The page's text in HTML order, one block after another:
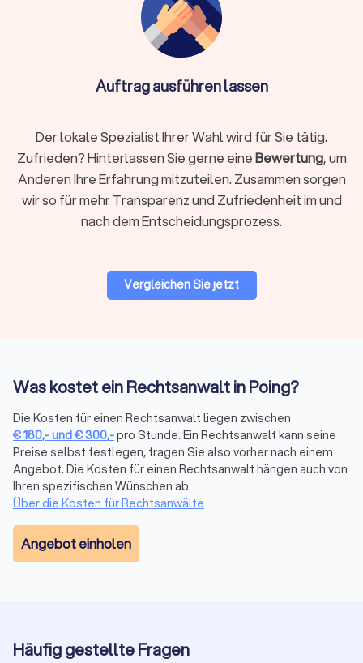
Rechtsgebiet identifizieren
Arbeitsrecht, Familienrecht, Mietrecht, Strafrecht und andere
Bereiche erfordern jeweils spezialisiertes Wissen. Ein
nachgewiesene Erfahrung in seinem Gebiet.
Regionale oder überregionale Suche
Für viele Mandate ist ein Anwalt in Ihrer Nähe praktisch,
insbesondere wenn persönliche Treffen oder
viel Kommunikation heute digital abläuft.
Mandantenbewertungen von verschiedenen Plattformen und
zusammen. So sehen Sie auf einen Blick, wie andere
Mandanten die Kommunikation, Erfolgsquote und Betreuung
bewerten, ohne verschiedene Websites durchsuchen zu
müssen.
Erstberatung nutzen
Viele Anwälte bieten eine Erstberatung an, um Ihren Fall zu
Kompetenz und das persönliche Auftreten des Anwalts zu
Auftrag ausführen lassen
Der lokale Spezialist Ihrer Wahl wird für Sie tätig.
Zufrieden? Hinterlassen Sie gerne eineBewertung, um
Anderen Ihre Erfahrung mitzuteilen. Zusammen sorgen
wir so für mehr Transparenz und Zufriedenheit im und
nach dem Entscheidungsprozess.
Vergleichen Sie jetzt
Was kostet ein Rechtsanwalt in Poing?
Die Kosten für einen Rechtsanwalt liegen zwischen
€180,-und€300,-pro Stunde. Ein Rechtsanwalt kann seine
Preise selbst festlegen, fragen Sie also vorher nach einem
Angebot. Die Kosten für einen Rechtsanwalt hängen auch von
Ihren spezifischen Wünschen ab.
Über die Kosten für Rechtsanwälte
Angebot einholen
Häufig gestellte Fragen